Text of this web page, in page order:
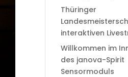
Thüringer
interaktiven
Willkommen im
des janova-Spirit
Sensormoduls